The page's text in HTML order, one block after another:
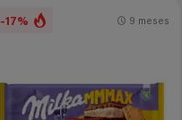
-17% 9 meses